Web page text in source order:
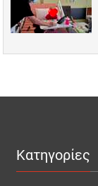
Κατηγορίες